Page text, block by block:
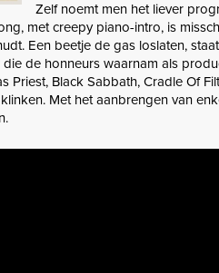
Zelf noemt men het liever
met creepy piano-intro, is
Een beetje de gas loslaten,
de honneurs waarnam als
Black Sabbath, Cradle Of
Met het aanbrengen van